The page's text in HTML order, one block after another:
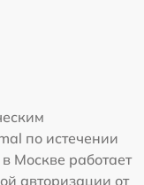
по истечении
Москве работает
авторизации от